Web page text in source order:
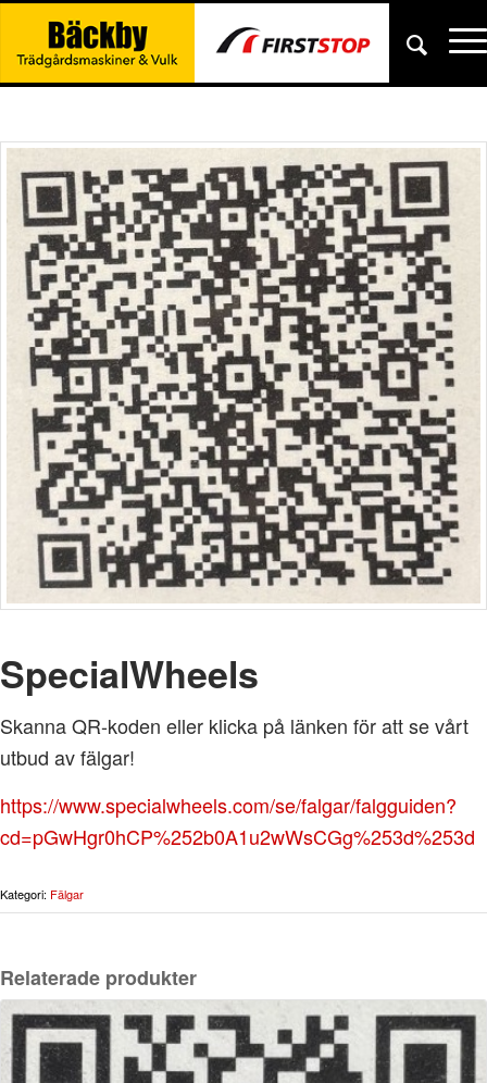
SpecialWheels
Skanna QR-koden eller klicka på länken för att se vårt
utbud av fälgar!
https://www.specialwheels.com/se/falgar/falgguiden?
cd=pGwHgr0hCP%252b0A1u2wWsCGg%253d%253d
Kategori: Fälgar
Relaterade produkter